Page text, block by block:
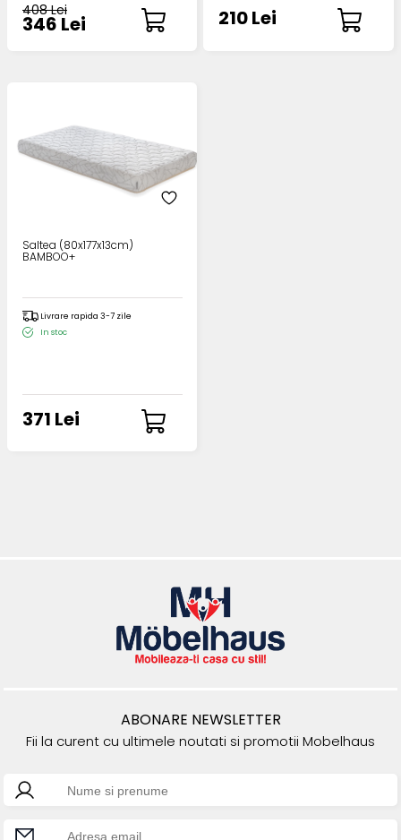
408 Lei
346 Lei 210 Lei
Saltea (80x177x13cm)
BAMBOO+
Livrare rapida 3-7 zile
In stoc
371 Lei
ABONARE NEWSLETTER
Fii la curent cu ultimele noutati si promotii Mobelhaus